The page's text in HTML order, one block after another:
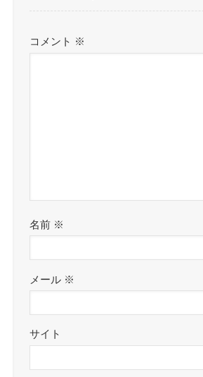
コメント ※
名前 ※
メール ※
サイト